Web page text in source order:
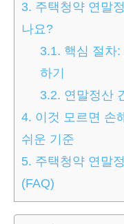
3. 주택청약 연말
나요?
3.1. 핵심 절차:
하기
3.2. 연말정산
4. 이것 모르면 손
쉬운 기준
5. 주택청약 연말
(FAQ)